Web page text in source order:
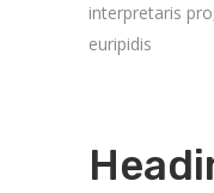
interpretaris
euripidis